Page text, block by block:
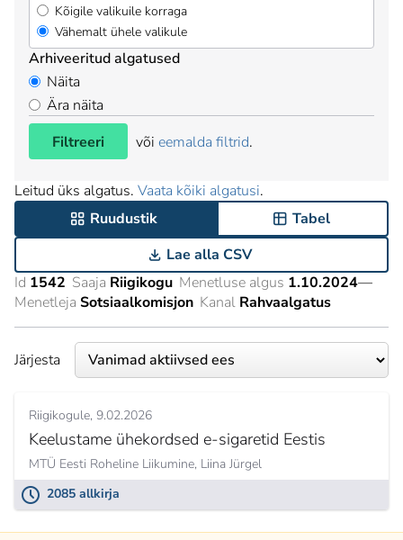
Kõigile valikuile korraga
Vähemalt ühele valikule
Arhiveeritud algatused
Näita
Ära näita
Filtreeri
või eemalda filtrid.
Leitud üks algatus. Vaata kõiki algatusi.
Ruudustik
Tabel
Lae alla CSV
Id 1542 Saaja Riigikogu Menetluse algus 1.10.2024—
Menetleja Sotsiaalkomisjon Kanal Rahvaalgatus
Järjesta
Riigikogule 9.02.2026
Keelustame ühekordsed e-sigaretid Eestis
MTÜ Eesti Roheline Liikumine, Liina Jürgel
2085 allkirja